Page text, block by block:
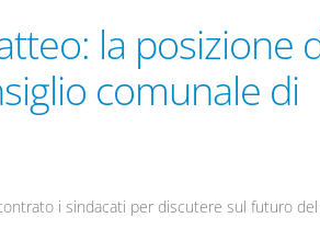
la posizione
comunale di
i sindacati per discutere sul futuro del